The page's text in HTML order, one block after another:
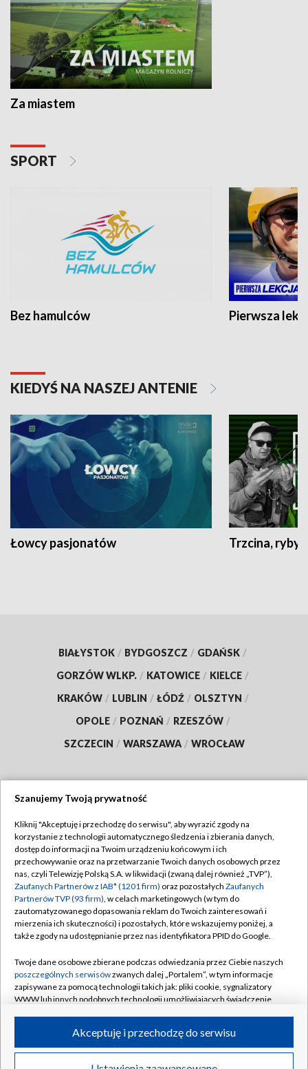
Za miastem
SPORT
Bez hamulców Pierwsza
KIEDYŚ NA NASZEJ ANTENIE
Łowcy pasjonatów Trzcina, ryby
BIAŁYSTOK / BYDGOSZCZ / GDAŃSK /
GORZÓW WLKP. / KATOWICE / KIELCE /
KRAKÓW / LUBLIN / ŁÓDŹ / OLSZTYN /
OPOLE / POZNAŃ / RZESZÓW /
SZCZECIN / WARSZAWA / WROCŁAW
TVP
Abonament TVP
Emisja w TVP
Centrum informacji TVP
Naziemna Telewizja Cyfrowa
Rada Programowa
System NOS
Informacje o nadawcy
Program dla prasy
Regulamin TVP
Polityka prywatności
Moje zgody
Pomoc
Kontakt
Kanały
©2026 Telewizja Polska S.A. w likwidacji
Szanujemy Twoją prywatność
Kliknij "Akceptuję i przechodzę do serwisu", aby wyrazić zgody na
korzystanie z technologii automatycznego śledzenia i zbierania danych,
dostęp do informacji na Twoim urządzeniu końcowym i ich
przechowywanie oraz na przetwarzanie Twoich danych osobowych przez
nas, czyli Telewizję Polską S.A. w likwidacji (zwaną dalej również „TVP”),
Zaufanych Partnerów z IAB* (1201 firm) oraz pozostałych Zaufanych
Partnerów TVP (93 firm), w celach marketingowych (w tym do
zautomatyzowanego dopasowania reklam do Twoich zainteresowań i
mierzenia ich skuteczności) i pozostałych, które wskazujemy poniżej, a
także zgody na udostępnianie przez nas identyfikatora PPID do Google.
Twoje dane osobowe zbierane podczas odwiedzania przez Ciebie naszych
poszczególnych serwisówzwanych dalej „Portalem”, w tym informacje
zapisywane za pomocą technologii takich jak: pliki cookie, sygnalizatory
WWW lub innych podobnych technologii umożliwiających świadczenie
ruchu w Internecie.
Twoje dane osobowe zbierane podczas odwiedzania przez Ciebie
Akceptuję i przechodzę do serwisu